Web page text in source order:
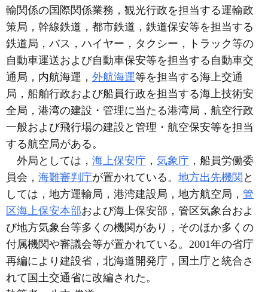
輸関係の国際関係業務，観光行政を担当する運輸政
策局，幹線鉄道，都市鉄道，鉄道保安等を担当する
鉄道局，バス，ハイヤー，タクシー，トラック等の
自動車運送および自動車保安等を担当する自動車交
通局，内航海運， 外航海運等を担当する海上交通
局，船舶行政および船員行政を担当する海上技術安
全局，港湾の建設・管理に当たる港湾局，航空行政
一般および飛行場の建設と管理・航空保安等を担当
する航空局がある。
外局としては， 海上保安庁 ， 気象庁 ，船員労働委
員会， 海難審判庁が置かれている。 地方出先機関 と
しては，地方運輸局，港湾建設局，地方航空局， 管
区海上保安本部および海上保安部，管区気象台およ
び地方気象台等多くの機関があり，そのほか多くの
付属機関や審議会等が置かれている。2001年の省庁
再編により建設省，北海道開発庁，国土庁と統合さ
れて国土交通省に改編された。